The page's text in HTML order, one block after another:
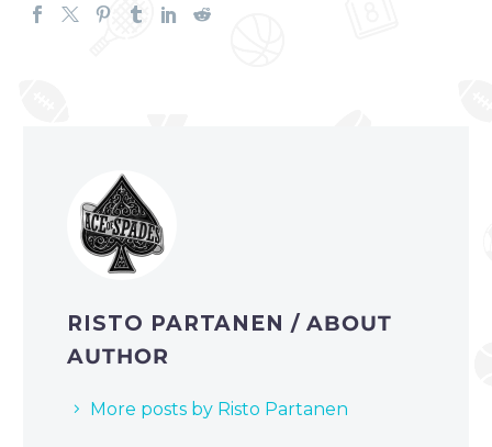
RISTO PARTANEN/ ABOUT
AUTHOR
More posts by Risto Partanen